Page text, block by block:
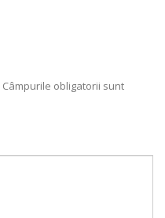
Câmpurile obligatorii sunt